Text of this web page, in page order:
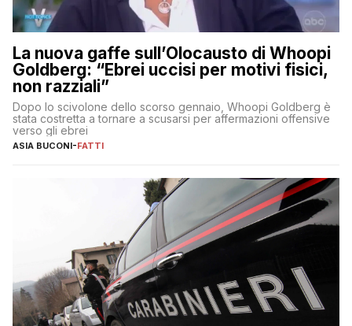
La nuova gaffe sull’Olocausto di Whoopi
Goldberg: “Ebrei uccisi per motivi fisici,
non razziali”
Dopo lo scivolone dello scorso gennaio, Whoopi Goldberg è
stata costretta a tornare a scusarsi per affermazioni offensive
verso gli ebrei
ASIA BUCONI-FATTI